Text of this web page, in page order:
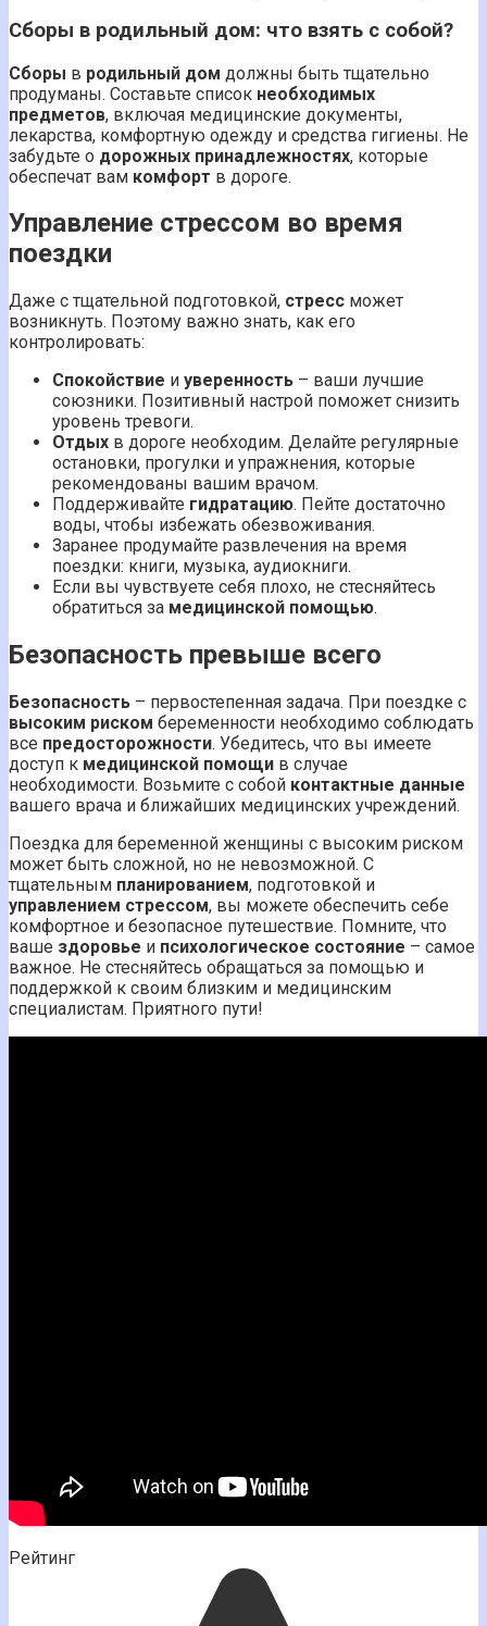
Сборы в родильный дом: что взять с собой?
Сборы в родильный дом должны быть тщательно
продуманы. Составьте список необходимых
предметов, включая медицинские документы,
лекарства, комфортную одежду и средства гигиены. Не
забудьте о дорожных принадлежностях, которые
обеспечат вам комфорт в дороге.
Управление стрессом во время
поездки
Даже с тщательной подготовкой, стресс может
возникнуть. Поэтому важно знать, как его
контролировать:
Спокойствие и уверенность – ваши лучшие
союзники. Позитивный настрой поможет снизить
уровень тревоги.
Отдых в дороге необходим. Делайте регулярные
остановки, прогулки и упражнения, которые
рекомендованы вашим врачом.
Поддерживайте гидратацию. Пейте достаточно
воды, чтобы избежать обезвоживания.
Заранее продумайте развлечения на время
поездки: книги, музыка, аудиокниги.
Если вы чувствуете себя плохо, не стесняйтесь
обратиться за медицинской помощью.
Безопасность превыше всего
Безопасность – первостепенная задача. При поездке с
высоким риском беременности необходимо соблюдать
все предосторожности. Убедитесь, что вы имеете
доступ к медицинской помощи в случае
необходимости. Возьмите с собой контактные данные
вашего врача и ближайших медицинских учреждений.
Поездка для беременной женщины с высоким риском
может быть сложной, но не невозможной. С
тщательным планированием, подготовкой и
управлением стрессом, вы можете обеспечить себе
комфортное и безопасное путешествие. Помните, что
ваше здоровье и психологическое состояние – самое
важное. Не стесняйтесь обращаться за помощью и
поддержкой к своим близким и медицинским
специалистам. Приятного пути!
Рейтинг